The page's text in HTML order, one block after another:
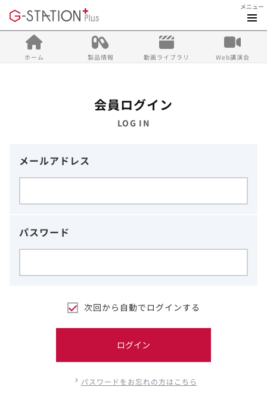
メニュー
ホーム 製品情報 動画ライブラリ Web講演会
会員ログイン
LOG IN
メールアドレス
パスワード
次回から自動でログインする
ログイン
パスワードをお忘れの方はこちら